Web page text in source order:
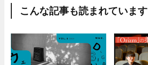
こんな記事も読まれています